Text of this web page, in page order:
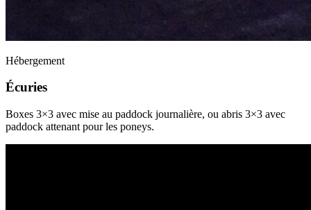
Hébergement
Écuries
Boxes 3×3 avec mise au paddock journalière, ou abris 3×3 avec
paddock attenant pour les poneys.